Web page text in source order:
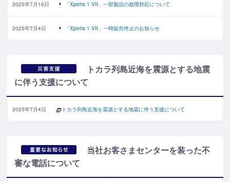
2025年7月16日 「Xperia 1 VII」一部製品の故障対応について
2025年7月4日 「Xperia 1 VII」一時販売停止のお知らせ
トカラ列島近海を震源とする地震
に伴う支援について
2025年7月4日 トカラ列島近海を震源とする地震に伴う支援について
当社お客さまセンターを装った不
審な電話について